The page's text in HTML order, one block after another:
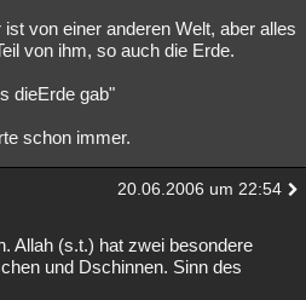
von einer anderen Welt, aber alles
von ihm, so auch die Erde.
dieErde gab"
schon immer.
20.06.2006 um 22:54
Allah (s.t.) hat zwei besondere
und Dschinnen. Sinn des